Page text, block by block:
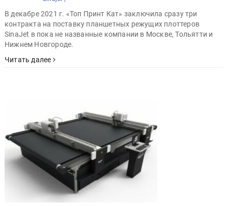
В декабре 2021 г. «Топ Принт Кат» заключила сразу три
контракта на поставку планшетных режущих плоттеров
SinaJet в пока не названные компании в Москве, Тольятти и
Нижнем Новгороде.
Читать далее